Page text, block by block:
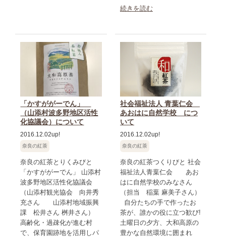
続きを読む
「かすががーでん」
（山添村波多野地区活性
化協議会）について
2016.12.02up!
奈良の紅茶
奈良の紅茶とりくみびと
「かすががーでん」 山添村
波多野地区活性化協議会
（山添村観光協会 向井秀
充さん 山添村地域振興
課 松井さん 桝井さん）
高齢化・過疎化が進む村
で、保育園跡地を活用しパ
社会福祉法人 青葉仁会
あおはに自然学校 につ
いて
2016.12.02up!
奈良の紅茶
奈良の紅茶つくりびと 社会
福祉法人青葉仁会 あお
はに自然学校のみなさん
（担当 稲葉 麻美子さん）
自分たちの手で作ったお
茶が、誰かの役に立つ歓び!
土曜日の夕方、大和高原の
豊かな自然環境に囲まれ